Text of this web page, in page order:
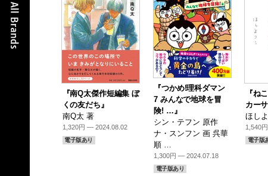
『南Q太傑作短編集 ぼ
くの友だち』
南Q太 著
1,320円 — 2024.08.02
電子版あり
『つかめ!理科ダマン
7 みんなで地球を冒
険! …』
シン・テフン 原作
ナ・スンフン 画 呉華
順 …
1,300円 — 2024.07.18
電子版あり
『ね
カー
ほし
1,540
電子版